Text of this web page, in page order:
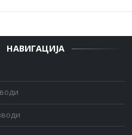
НАВИГАЦИЈА